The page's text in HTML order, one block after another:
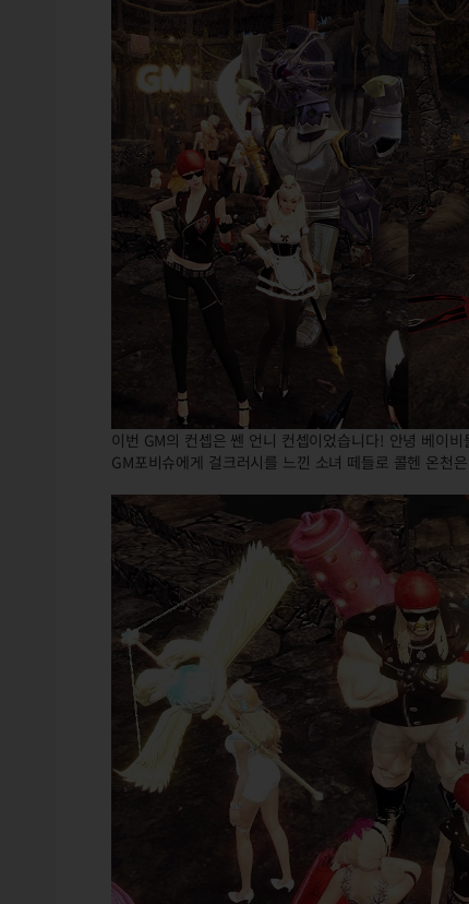
이번 GM의 컨셉은 쎈 언니 컨셉이었습니다! 안녕 베이
GM포비슈에게 걸크러시를 느낀 소녀 떼들로 콜헨 온천